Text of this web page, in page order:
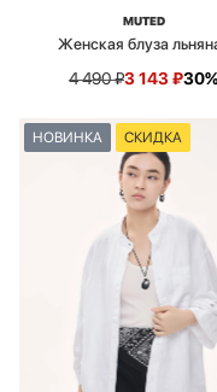
MUTED
Женская блуза
4 490₽3 143₽30%
НОВИНКА СКИДКА